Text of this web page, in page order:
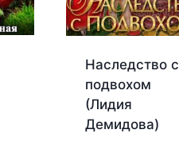
Наследство с
подвохом
(Лидия
Демидова)